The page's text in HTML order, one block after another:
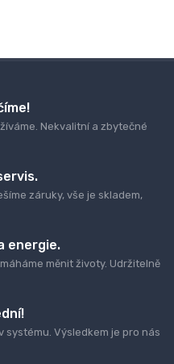
Nekvalitní a zbytečné
záruky, vše je skladem,
energie.
měnit životy. Udržitelně
systému. Výsledkem je pro nás